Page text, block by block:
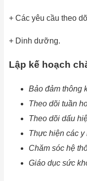
+ Các yêu cầu theo
+ Dinh dưỡng.
Lập kế hoạch
Bảo đảm thông
Theo dõi tuần
Theo dõi dấu
Thực hiện các y
Chăm sóc hệ
Giáo dục sức